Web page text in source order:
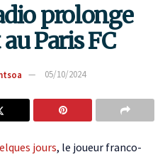
prolonge
Paris FC
05/10/2024
jours, le joueur franco-